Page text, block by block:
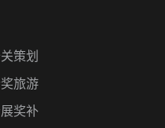
策划
旅游
奖补